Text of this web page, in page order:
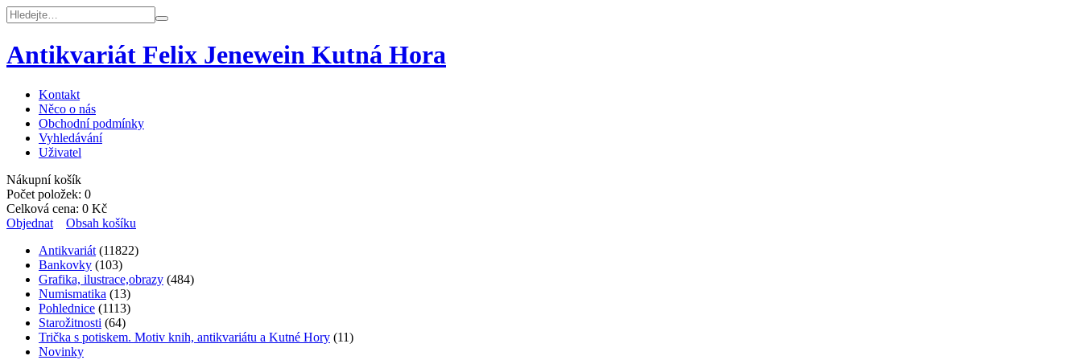
Antikvariát Felix Jenewein Kutná Hora
Kontakt
Něco o nás
Obchodní podmínky
Vyhledávání
Uživatel
Nákupní košík
Počet položek: 0
Celková cena: 0 Kč
Objednat
Obsah košíku
Antikvariát (11822)
Bankovky (103)
Grafika, ilustrace,obrazy (484)
Numismatika (13)
Pohlednice (1113)
Starožitnosti (64)
Trička s potiskem. Motiv knih, antikvariátu a Kutné Hory (11)
Novinky